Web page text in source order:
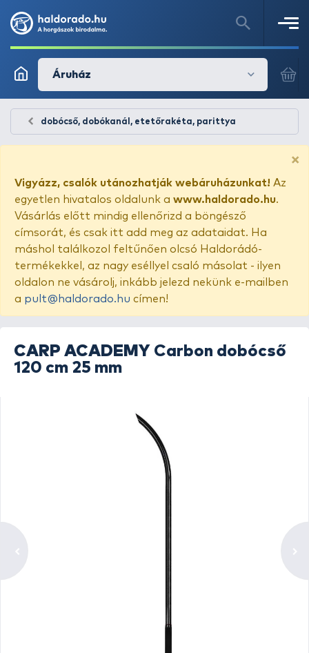
Áruház
dobócső, dobókanál, etetőrakéta, parittya
×
Vigyázz, csalók utánozhatják webáruházunkat! Az
egyetlen hivatalos oldalunk a www.haldorado.hu.
Vásárlás előtt mindig ellenőrizd a böngésző
címsorát, és csak itt add meg az adataidat. Ha
máshol találkozol feltűnően olcsó Haldorádó-
termékekkel, az nagy eséllyel csaló másolat - ilyen
oldalon ne vásárolj, inkább jelezd nekünk e-mailben
a pult@haldorado.hu címen!
CARP ACADEMY Carbon dobócső
120 cm 25 mm